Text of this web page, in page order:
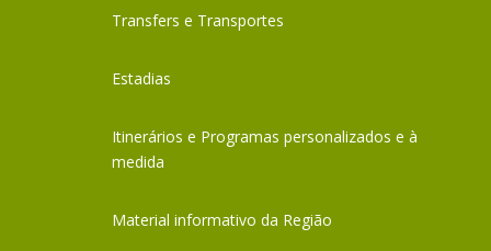
Transfers e Transportes
Estadias
Itinerários e Programas personalizados e à
medida
Material informativo da Região